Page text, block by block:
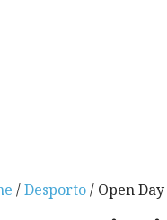
/Desporto/ Open